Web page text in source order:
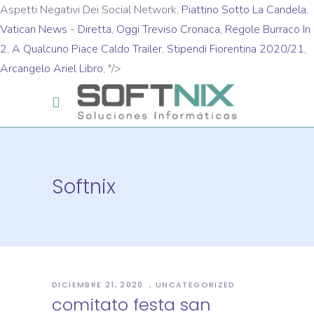
Aspetti Negativi Dei Social Network, Piattino Sotto La Candela,
Vatican News - Diretta, Oggi Treviso Cronaca, Regole Burraco In
2, A Qualcuno Piace Caldo Trailer, Stipendi Fiorentina 2020/21,
Arcangelo Ariel Libro, "/>
Softnix
DICIEMBRE 21, 2020 UNCATEGORIZED
comitato festa san